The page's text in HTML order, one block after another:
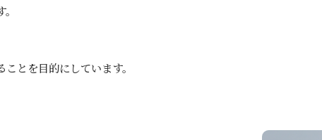
とを目的にしています。